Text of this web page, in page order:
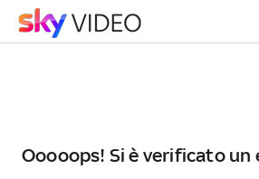
Ooooops! Si è verificato un